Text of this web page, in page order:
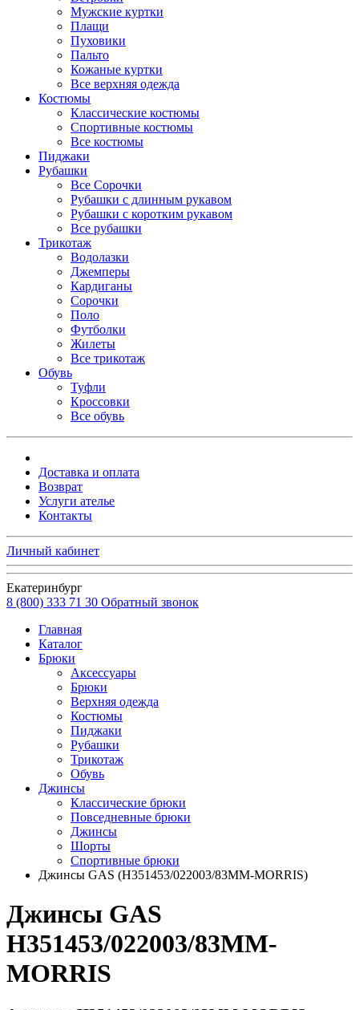
Мужские куртки
Плащи
Пуховики
Пальто
Кожаные куртки
Все верхняя одежда
Костюмы
Классические костюмы
Спортивные костюмы
Все костюмы
Пиджаки
Рубашки
Все Сорочки
Рубашки с длинным рукавом
Рубашки с коротким рукавом
Все рубашки
Трикотаж
Водолазки
Джемперы
Кардиганы
Сорочки
Поло
Футболки
Жилеты
Все трикотаж
Обувь
Туфли
Кроссовки
Все обувь
Доставка и оплата
Возврат
Услуги ателье
Контакты
Личный кабинет
Екатеринбург
8 (800) 333 71 30 Обратный звонок
Главная
Каталог
Брюки
Аксессуары
Брюки
Верхняя одежда
Костюмы
Пиджаки
Рубашки
Трикотаж
Обувь
Джинсы
Классические брюки
Повседневные брюки
Джинсы
Шорты
Спортивные брюки
Джинсы GAS (H351453/022003/83MM-MORRIS)
Джинсы GAS
H351453/022003/83MM-
MORRIS